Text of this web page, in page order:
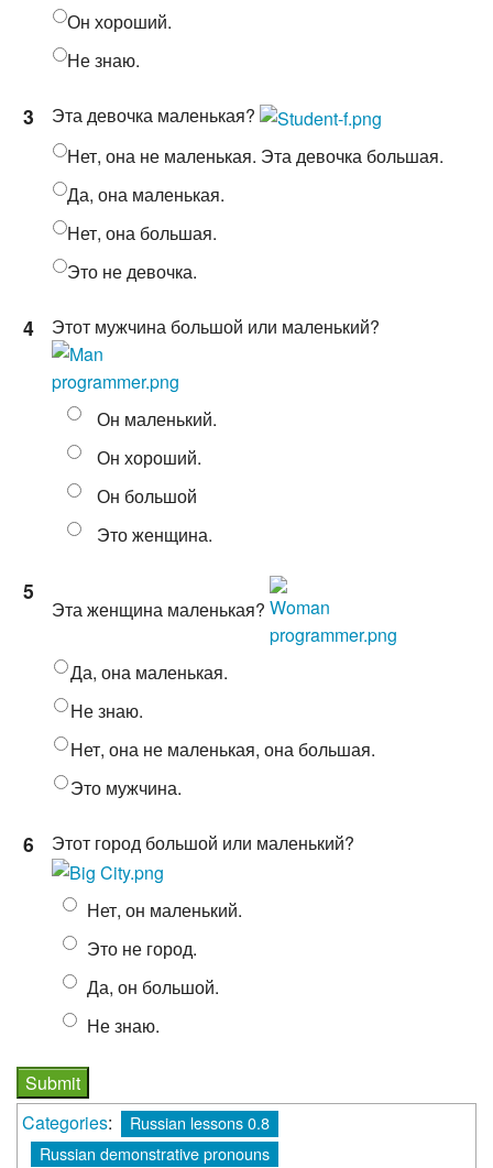
Он хороший.
Не знаю.
3
Эта девочка маленькая?
Нет, она не маленькая. Эта девочка большая.
Да, она маленькая.
Нет, она большая.
Это не девочка.
4 Этот мужчина большой или маленький?
Он маленький.
Он хороший.
Он большой
Это женщина.
5
Эта женщина маленькая?
Да, она маленькая.
Не знаю.
Нет, она не маленькая, она большая.
Это мужчина.
6 Этот город большой или маленький?
Нет, он маленький.
Это не город.
Да, он большой.
Не знаю.
Categories:
Russian lessons 0.8
Russian demonstrative pronouns